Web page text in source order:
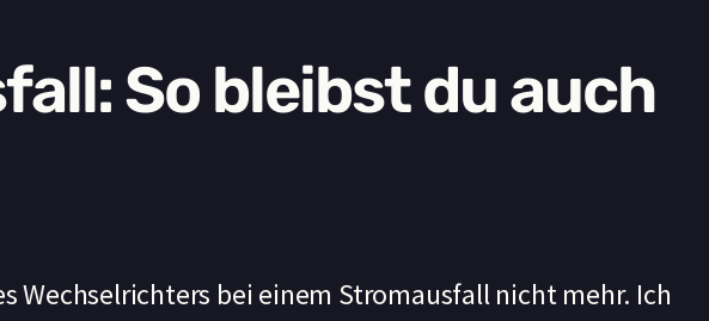
So bleibst du auch
bei einem Stromausfall nicht mehr. Ich